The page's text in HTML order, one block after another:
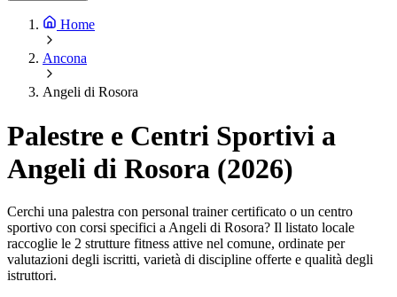
Home
Ancona
Angeli di Rosora
Palestre e Centri Sportivi a
Angeli di Rosora (2026)
Cerchi una palestra con personal trainer certificato o un centro
sportivo con corsi specifici a Angeli di Rosora? Il listato locale
raccoglie le 2 strutture fitness attive nel comune, ordinate per
valutazioni degli iscritti, varietà di discipline offerte e qualità degli
istruttori.